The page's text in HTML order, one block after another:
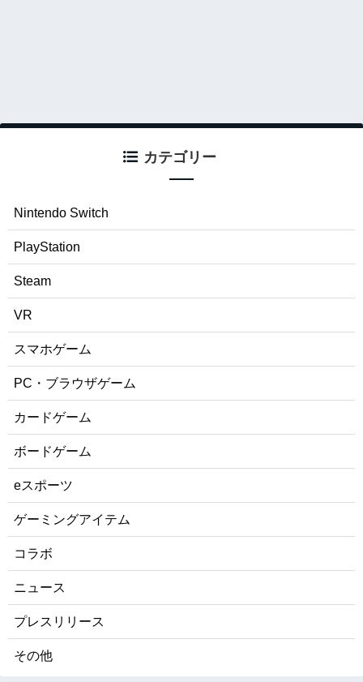
カテゴリー
Nintendo Switch
PlayStation
Steam
VR
スマホゲーム
PC・ブラウザゲーム
カードゲーム
ボードゲーム
eスポーツ
ゲーミングアイテム
コラボ
ニュース
プレスリリース
その他